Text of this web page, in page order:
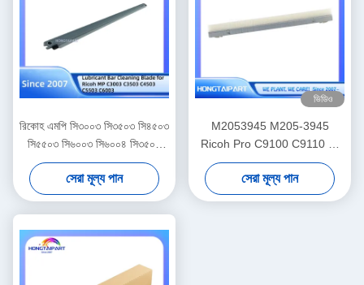
রিকোহ এমপি সি৩০০৩ সি৩৫০৩ সি৪৫০৩
সি৫৫০৩ সি৬০০৩ সি৬০০৪ সি৩৫০৪
সি৪৫০৪ প্রিন্টারের জন্য আসল লুব্রিকেন্ট
বার ক্লিনিং ব্লেড
সেরা মূল্য পান
ভিডিও
M2053945 M205-3945
Ricoh Pro C9100 C9110 এর
জন্য লেপ বার Assy
HONGTAIPART লুব্রিকেন্ট ওয়াক্স
বার
সেরা মূল্য পান